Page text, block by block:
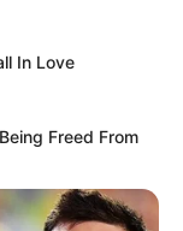
In Love
Freed From